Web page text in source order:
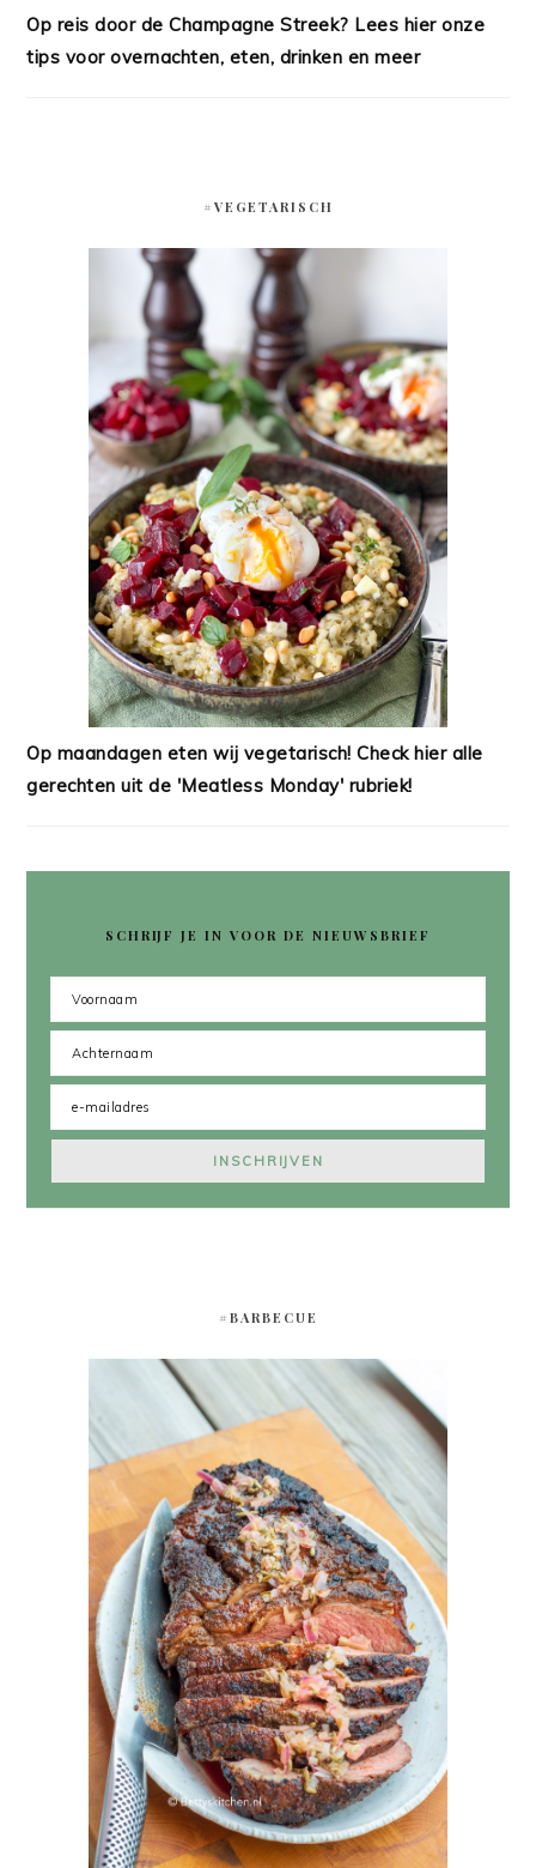
Op reis door de Champagne Streek? Lees hier onze
tips voor overnachten, eten, drinken en meer
#VEGETARISCH
Op maandagen eten wij vegetarisch! Check hier alle
gerechten uit de 'Meatless Monday' rubriek!
SCHRIJF JE IN VOOR DE NIEUWSBRIEF
#BARBECUE